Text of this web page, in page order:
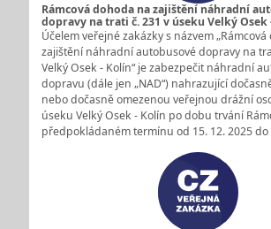
Rámcová dohoda na zajištění náhradní
dopravy na trati č. 231 v úseku Velký Osek
Účelem veřejné zakázky s názvem
zajištění náhradní autobusové dopravy na
Velký Osek - Kolín“ je zabezpečit náhradní
dopravu (dále jen „NAD“) nahrazující
nebo dočasně omezenou veřejnou drážní
úseku Velký Osek - Kolín po dobu trvání
předpokládaném termínu od 15. 12. 2025 do